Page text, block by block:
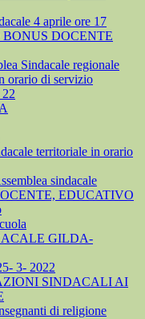
4 aprile ore 17
DOCENTE
Sindacale regionale
orario di servizio
territoriale in orario
sindacale
EDUCATIVO
GILDA-
3- 2022
SINDACALI AI
di religione